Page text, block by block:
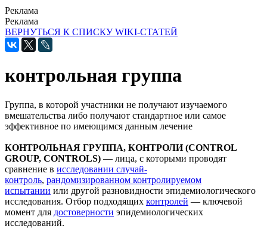
Реклама
Реклама
ВЕРНУТЬСЯ К СПИСКУ WIKI-СТАТЕЙ
контрольная группа
Группа, в которой участники не получают изучаемого
вмешательства либо получают стандартное или самое
эффективное по имеющимся данным лечение
КОНТРОЛЬНАЯ ГРУППА, КОНТРОЛИ (CONTROL
GROUP, CONTROLS) — лица, с которыми проводят
сравнение в исследовании случай-
контроль, рандомизированном контролируемом
испытании или другой разновидности эпидемиологического
исследования. Отбор подходящих контролей — ключевой
момент для достоверности эпидемиологических
исследований.